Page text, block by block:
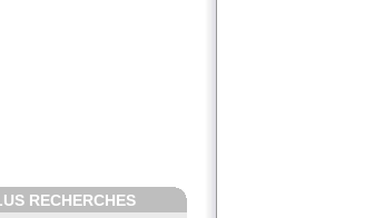
RECHERCHES